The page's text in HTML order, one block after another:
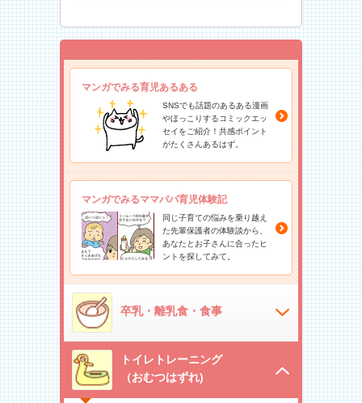
マンガでみる育児あるある
SNSでも話題のあるある漫画
やほっこりするコミックエッ
セイをご紹介！共感ポイント
がたくさんあるはず。
マンガでみるママパパ育児体験記
同じ子育ての悩みを乗り越え
た先輩保護者の体験談から、
あなたとお子さんに合ったヒ
ントを探してみて。
卒乳・離乳食・食事
トイレトレーニング
（おむつはずれ)